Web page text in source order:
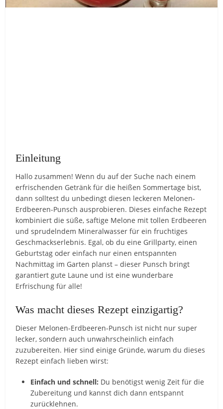
Einleitung
Hallo zusammen! Wenn du auf der Suche nach einem
erfrischenden Getränk für die heißen Sommertage bist,
dann solltest du unbedingt diesen leckeren Melonen-
Erdbeeren-Punsch ausprobieren. Dieses einfache Rezept
kombiniert die süße, saftige Melone mit tollen Erdbeeren
und sprudelndem Mineralwasser für ein fruchtiges
Geschmackserlebnis. Egal, ob du eine Grillparty, einen
Geburtstag oder einfach nur einen entspannten
Nachmittag im Garten planst – dieser Punsch bringt
garantiert gute Laune und ist eine wunderbare
Erfrischung für alle!
Was macht dieses Rezept einzigartig?
Dieser Melonen-Erdbeeren-Punsch ist nicht nur super
lecker, sondern auch unwahrscheinlich einfach
zuzubereiten. Hier sind einige Gründe, warum du dieses
Rezept einfach lieben wirst:
Einfach und schnell: Du benötigst wenig Zeit für die
Zubereitung und kannst dich dann entspannt
zurücklehnen.